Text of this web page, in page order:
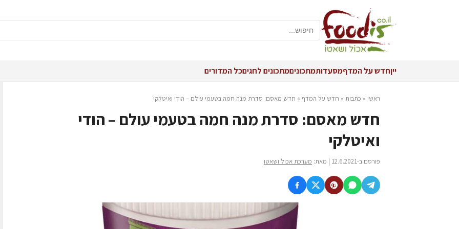
ייןחדש על המדףמסעדותמתכוניםמתכונים לחגיםכל המדורים
ראשי » כתבות » חדש על המדף » חדש מאסם: סדרת מנה חמה בטעמי עולם – הודי ואיטלקי
חדש מאסם: סדרת מנה חמה בטעמי עולם – הודי
ואיטלקי
פורסם ב-12.6.2021 | מאת: מערכת אכול ושאטו